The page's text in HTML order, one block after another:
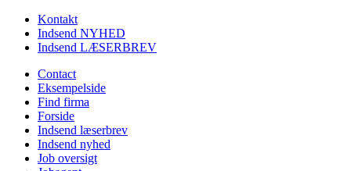
Kontakt
Indsend NYHED
Indsend LÆSERBREV
Contact
Eksempelside
Find firma
Forside
Indsend læserbrev
Indsend nyhed
Job oversigt